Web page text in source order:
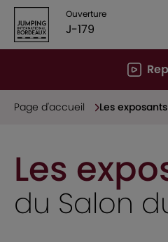
Ouverture
J-179
Page d'accueil Les exposants
Les
du Salon